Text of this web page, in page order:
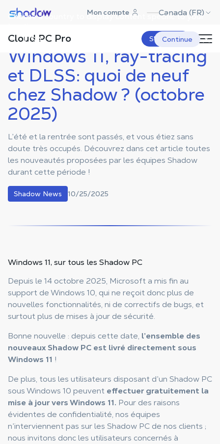
Choose a country to display content specific to your
USA Continue
Shadow.tech Mon compte Canada (FR)
Cloud PC Pro S'abonner
Shadow Blog Shadow News
Windows 11, ray-tracing et DLSS:
(octobre 2025)
Windows 11, ray-tracing
et DLSS: quoi de neuf
chez Shadow ? (octobre
2025)
L’été et la rentrée sont passés, et vous étiez sans
doute très occupés. Découvrez dans cet article toutes
les nouveautés proposées par les équipes Shadow
durant cette période !
Shadow News 10/25/2025
Windows 11, sur tous les Shadow PC
Depuis le 14 octobre 2025, Microsoft a mis fin au
support de Windows 10, qui ne reçoit donc plus de
nouvelles fonctionnalités, ni de correctifs de bugs, et
surtout plus de mises à jour de sécurité.
Bonne nouvelle : depuis cette date, l’ensemble des
nouveaux Shadow PC est livré directement sous
Windows 11 !
De plus, tous les utilisateurs disposant d’un Shadow PC
sous Windows 10 peuvent effectuer gratuitement la
mise à jour vers Windows 11. Pour des raisons
évidentes de confidentialité, nos équipes
n’interviennent pas sur les Shadow PC de nos clients ;
nous invitons donc les utilisateurs concernés à